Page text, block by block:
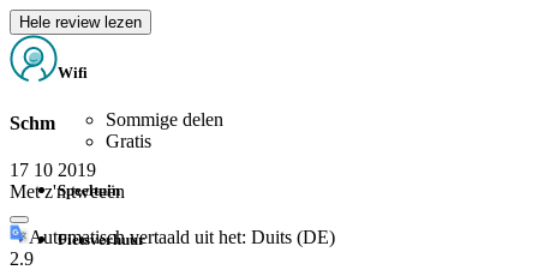
Faciliteiten
Wifi
Sommige delen
Gratis
Speeltuin
Fietsverhuur
Hele review lezen
Schm
17 10 2019
Met z'n tweeën
Automatisch vertaald uit het: Duits (DE)
2.9